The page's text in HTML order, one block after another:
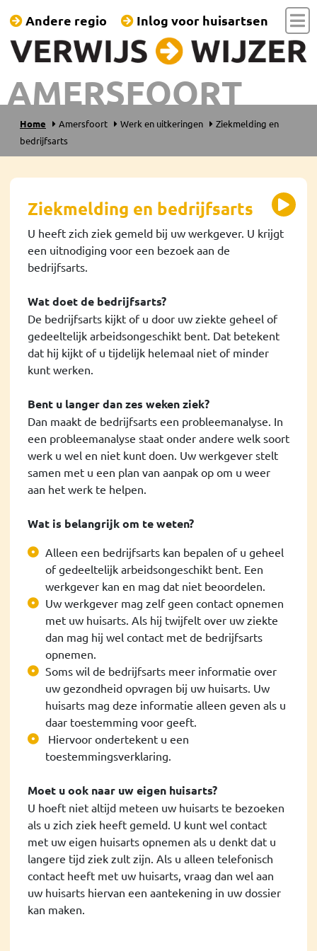
AMERSFOORT
Andere regio Inlog voor huisartsen
Home Amersfoort Werk en uitkeringen
Ziekmelding en
bedrijfsarts
Ziekmelding en bedrijfsarts
U heeft zich ziek gemeld bij uw werkgever. U krijgt
een uitnodiging voor een bezoek aan de
bedrijfsarts.
Wat doet de bedrijfsarts?
De bedrijfsarts kijkt of u door uw ziekte geheel of
gedeeltelijk arbeidsongeschikt bent. Dat betekent
dat hij kijkt of u tijdelijk helemaal niet of minder
kunt werken.
Bent u langer dan zes weken ziek?
Dan maakt de bedrijfsarts een probleemanalyse. In
een probleemanalyse staat onder andere welk soort
werk u wel en niet kunt doen. Uw werkgever stelt
samen met u een plan van aanpak op om u weer
aan het werk te helpen.
Wat is belangrijk om te weten?
Alleen een bedrijfsarts kan bepalen of u geheel
of gedeeltelijk arbeidsongeschikt bent. Een
werkgever kan en mag dat niet beoordelen.
Uw werkgever mag zelf geen contact opnemen
met uw huisarts. Als hij twijfelt over uw ziekte
dan mag hij wel contact met de bedrijfsarts
opnemen.
Soms wil de bedrijfsarts meer informatie over
uw gezondheid opvragen bij uw huisarts. Uw
huisarts mag deze informatie alleen geven als u
daar toestemming voor geeft.
Hiervoor ondertekent u een
toestemmingsverklaring.
Moet u ook naar uw eigen huisarts?
U hoeft niet altijd meteen uw huisarts te bezoeken
als u zich ziek heeft gemeld. U kunt wel contact
met uw eigen huisarts opnemen als u denkt dat u
langere tijd ziek zult zijn. Als u alleen telefonisch
contact heeft met uw huisarts, vraag dan wel aan
uw huisarts hiervan een aantekening in uw dossier
kan maken.